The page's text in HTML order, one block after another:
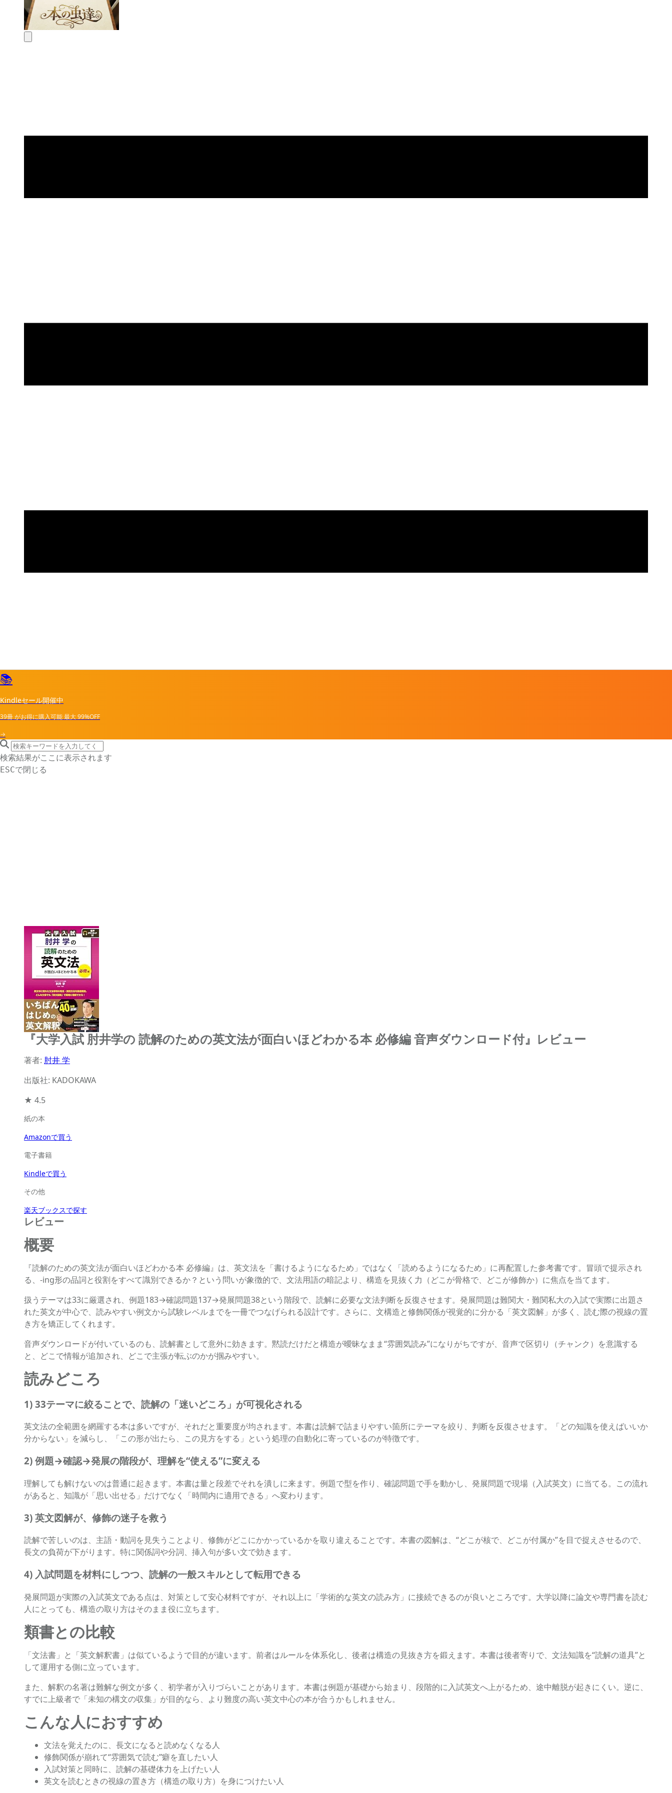
📚
Kindleセール開催中
39冊がお得に購入可能最大99%OFF
→
search icon
サイト内検索
検索結果がここに表示されます
ESCで閉じる
『大学入試 肘井学の 読解のための英文法が面白いほどわかる本 必修編 音声ダウンロード付』レビュー
著者: 肘井 学
出版社: KADOKAWA
★ 4.5
紙の本
Amazonで買う
電子書籍
Kindleで買う
その他
楽天ブックスで探す
レビュー
概要
『読解のための英文法が面白いほどわかる本 必修編』は、英文法を「書けるようになるため」ではなく「読めるようになるため」に再配置した参考書です。冒頭で提示され
る、-ing形の品詞と役割をすべて識別できるか？という問いが象徴的で、文法用語の暗記より、構造を見抜く力（どこが骨格で、どこが修飾か）に焦点を当てます。
扱うテーマは33に厳選され、例題183→確認問題137→発展問題38という階段で、読解に必要な文法判断を反復させます。発展問題は難関大・難関私大の入試で実際に出題さ
れた英文が中心で、読みやすい例文から試験レベルまでを一冊でつなげられる設計です。さらに、文構造と修飾関係が視覚的に分かる「英文図解」が多く、読む際の視線の置
き方を矯正してくれます。
音声ダウンロードが付いているのも、読解書として意外に効きます。黙読だけだと構造が曖昧なまま“雰囲気読み”になりがちですが、音声で区切り（チャンク）を意識する
と、どこで情報が追加され、どこで主張が転ぶのかが掴みやすい。
読みどころ
1) 33テーマに絞ることで、読解の「迷いどころ」が可視化される
英文法の全範囲を網羅する本は多いですが、それだと重要度が均されます。本書は読解で詰まりやすい箇所にテーマを絞り、判断を反復させます。「どの知識を使えばいいか
分からない」を減らし、「この形が出たら、この見方をする」という処理の自動化に寄っているのが特徴です。
2) 例題→確認→発展の階段が、理解を“使える”に変える
理解しても解けないのは普通に起きます。本書は量と段差でそれを潰しに来ます。例題で型を作り、確認問題で手を動かし、発展問題で現場（入試英文）に当てる。この流れ
があると、知識が「思い出せる」だけでなく「時間内に適用できる」へ変わります。
3) 英文図解が、修飾の迷子を救う
読解で苦しいのは、主語・動詞を見失うことより、修飾がどこにかかっているかを取り違えることです。本書の図解は、“どこが核で、どこが付属か”を目で捉えさせるので、
長文の負荷が下がります。特に関係詞や分詞、挿入句が多い文で効きます。
4) 入試問題を材料にしつつ、読解の一般スキルとして転用できる
発展問題が実際の入試英文である点は、対策として安心材料ですが、それ以上に「学術的な英文の読み方」に接続できるのが良いところです。大学以降に論文や専門書を読む
人にとっても、構造の取り方はそのまま役に立ちます。
類書との比較
「文法書」と「英文解釈書」は似ているようで目的が違います。前者はルールを体系化し、後者は構造の見抜き方を鍛えます。本書は後者寄りで、文法知識を“読解の道具”と
して運用する側に立っています。
また、解釈の名著は難解な例文が多く、初学者が入りづらいことがあります。本書は例題が基礎から始まり、段階的に入試英文へ上がるため、途中離脱が起きにくい。逆に、
すでに上級者で「未知の構文の収集」が目的なら、より難度の高い英文中心の本が合うかもしれません。
こんな人におすすめ
文法を覚えたのに、長文になると読めなくなる人
修飾関係が崩れて“雰囲気で読む”癖を直したい人
入試対策と同時に、読解の基礎体力を上げたい人
英文を読むときの視線の置き方（構造の取り方）を身につけたい人